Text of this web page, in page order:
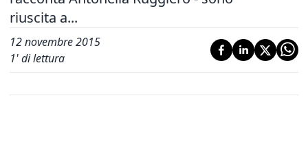
riuscita a...
12 novembre 2015
1' di lettura